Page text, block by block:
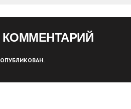
КОММЕНТАРИЙ
ОПУБЛИКОВАН.